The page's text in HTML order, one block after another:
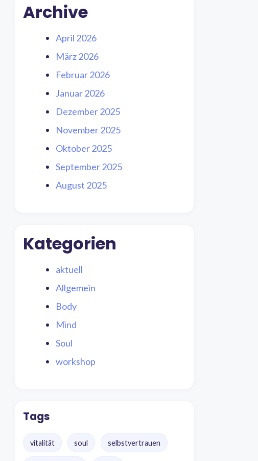
Archive
April 2026
März 2026
Februar 2026
Januar 2026
Dezember 2025
November 2025
Oktober 2025
September 2025
August 2025
Kategorien
aktuell
Allgemein
Body
Mind
Soul
workshop
Tags
vitalität soul selbstvertrauen